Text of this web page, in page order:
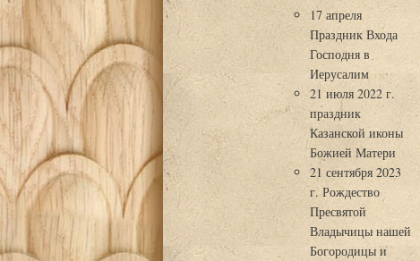
17 апреля
Праздник Входа
Господня в
Иерусалим
21 июля 2022 г.
праздник
Казанской иконы
Божией Матери
21 сентября 2023
г. Рождество
Пресвятой
Владычицы нашей
Богородицы и